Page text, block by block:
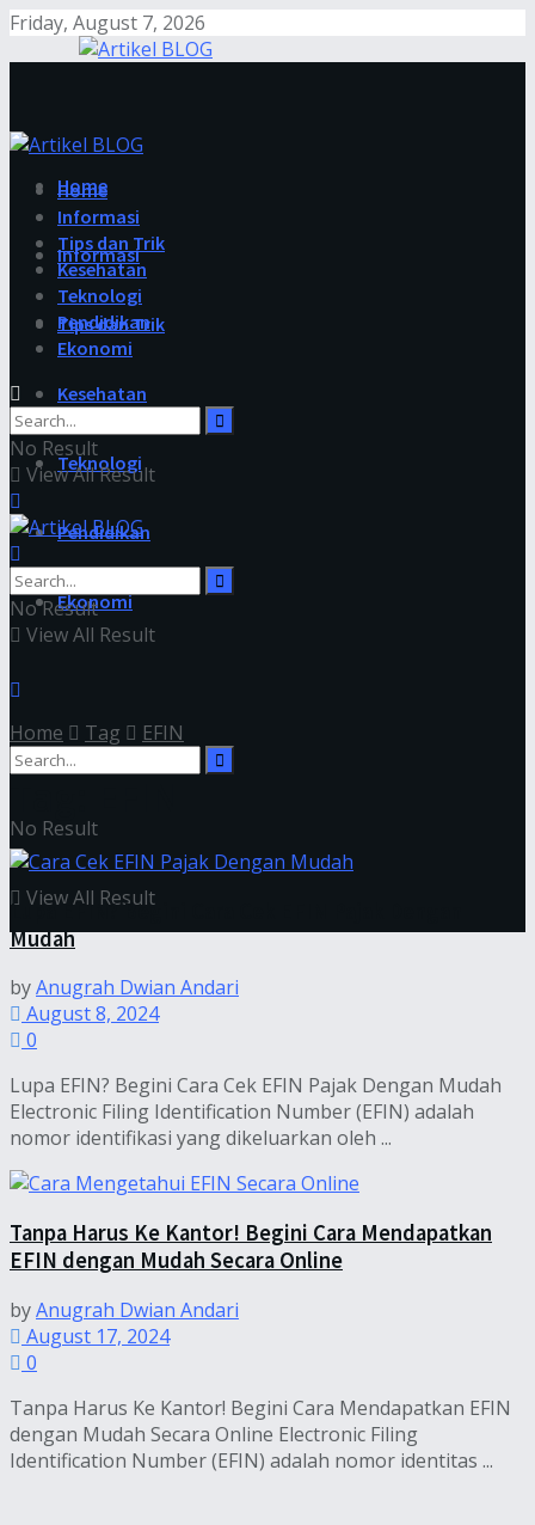
Friday, August 7, 2026
Home
Informasi
Tips dan Trik
Kesehatan
Teknologi
Pendidikan
Ekonomi
No Result
View All Result
Home
Informasi
Tips dan Trik
Kesehatan
Teknologi
Pendidikan
Ekonomi
No Result
View All Result
No Result
View All Result
Home Tag EFIN
Lupa EFIN? Begini Cara Cek EFIN Pajak Dengan
Mudah
byAnugrah Dwian Andari
August 8, 2024
0
Lupa EFIN? Begini Cara Cek EFIN Pajak Dengan Mudah
Electronic Filing Identification Number (EFIN) adalah
nomor identifikasi yang dikeluarkan oleh ...
Tanpa Harus Ke Kantor! Begini Cara Mendapatkan
EFIN dengan Mudah Secara Online
byAnugrah Dwian Andari
August 17, 2024
0
Tanpa Harus Ke Kantor! Begini Cara Mendapatkan EFIN
dengan Mudah Secara Online Electronic Filing
Identification Number (EFIN) adalah nomor identitas ...